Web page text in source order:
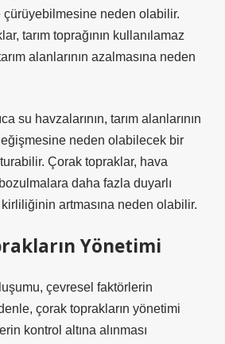
neden olabilir.
tarım toprağının kullanılamaz
alanlarının azalmasına neden
su havzalarının, tarım alanlarının
neden olabilecek bir
Çorak topraklar, hava
daha fazla duyarlı
artmasına neden olabilir.
Yönetimi
çevresel faktörlerin
çorak toprakların yönetimi
kontrol altına alınması